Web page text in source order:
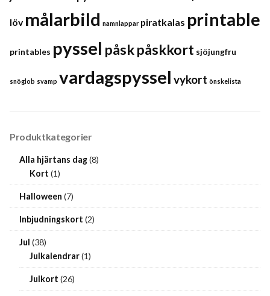
löv målarbild namnlappar piratkalas printable
printables pyssel påskpåskkort sjöjungfru
snöglob svamp vardagspyssel vykort önskelista
Produktkategorier
Alla hjärtans dag(8)
Kort (1)
Halloween (7)
Inbjudningskort (2)
Jul (38)
Julkalendrar(1)
Julkort (26)